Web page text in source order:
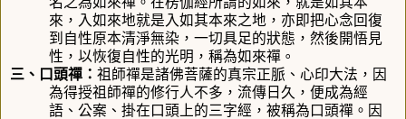
來，入如來地就是入如其本來之地，亦即把心念回復
到自性原本清淨無染，一切具足的狀態，然後開悟見
性，以恢復自性的光明，稱為如來禪。
三、口頭禪： 祖師禪是諸佛菩薩的真宗正脈、心印大法，因
為得授祖師禪的修行人不多，流傳日久，便成為經
語、公案、掛在口頭上的三字經，被稱為口頭禪。因